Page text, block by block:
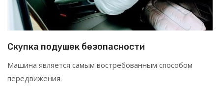
Скупка подушек безопасности
Машина является самым востребованным способом
передвижения.